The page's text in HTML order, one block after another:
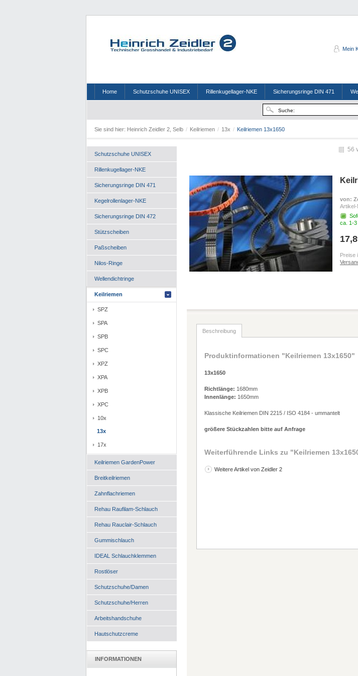
Mein
Home Schutzschuhe UNISEX Rillenkugellager-NKE Sicherungsringe DIN 471
Sie sind hier: Heinrich Zeidler 2, Selb / Keilriemen / 13x / Keilriemen 13x1650
Schutzschuhe UNISEX
Rillenkugellager-NKE
Sicherungsringe DIN 471
Kegelrollenlager-NKE
Sicherungsringe DIN 472
Stützscheiben
Paßscheiben
Nilos-Ringe
Wellendichtringe
Keilriemen
SPZ
SPA
SPB
SPC
XPZ
XPA
XPB
XPC
10x
13x
17x
Keilriemen GardenPower
Breitkeilriemen
Zahnflachriemen
Rehau Raufilam-Schlauch
Rehau Rauclair-Schlauch
Gummischlauch
IDEAL Schlauchklemmen
Rostlöser
Schutzschuhe/Damen
Schutzschuhe/Herren
Arbeitshandschuhe
Hautschutzcreme
INFORMATIONEN
56
von:
Artikel-
ca. 1-3
Preise
Beschreibung
Produktinformationen "Keilriemen 13x1650"
13x1650
Richtlänge: 1680mm
Innenlänge: 1650mm
Klassische Keilriemen DIN 2215 / ISO 4184 - ummantelt
größere Stückzahlen bitte auf Anfrage
Weiterführende Links zu "Keilriemen
Weitere Artikel von Zeidler 2